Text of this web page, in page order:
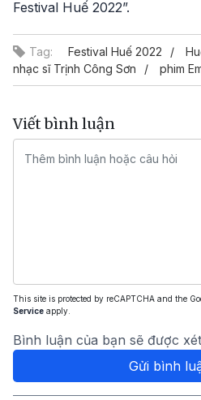
Festival Huế 2022”.
Tag: Festival Huế 2022
nhạc sĩ Trịnh Công Sơn
phim
Viết bình luận
This site is protected by reCAPTCHA and the
Service apply.
Bình luận của bạn sẽ được
Gửi bình